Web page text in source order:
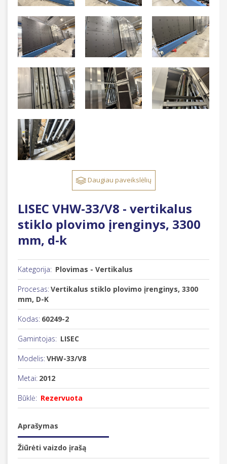
Daugiau paveikslėlių
LISEC VHW-33/V8 - vertikalus
stiklo plovimo įrenginys, 3300
mm, d-k
Kategorija: Plovimas - Vertikalus
Procesas:Vertikalus stiklo plovimo įrenginys, 3300
mm, D-K
Kodas: 60249-2
Gamintojas: LISEC
Modelis:VHW-33/V8
Metai: 2012
Būklė: Rezervuota
Aprašymas
Žiūrėti vaizdo įrašą